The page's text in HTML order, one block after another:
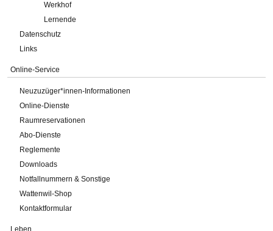
Werkhof
Lernende
Datenschutz
Links
Online-Service
Neuzuzüger*innen-Informationen
Online-Dienste
Raumreservationen
Abo-Dienste
Reglemente
Downloads
Notfallnummern & Sonstige
Wattenwil-Shop
Kontaktformular
Leben